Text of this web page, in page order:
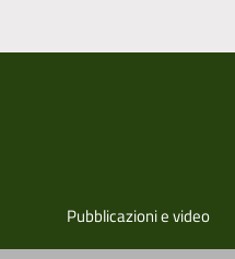
Pubblicazioni e video